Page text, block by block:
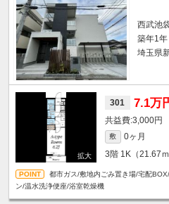
西武池
築年1
埼玉県
301 7.1万
3,000円
敷 0ヶ月
3階 1K（21.67ｍ
都市ガス/敷地内ごみ置き場/宅配
ン/温水洗浄便座/浴室乾燥機